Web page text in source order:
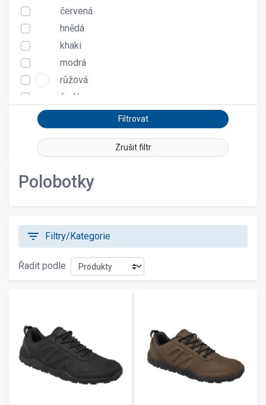
červená
hnědá
khaki
modrá
růžová
šedá
zelená
černo-modrá
Zrušit filtr
Polobotky
filter_list Filtry/Kategorie
Řadit podle